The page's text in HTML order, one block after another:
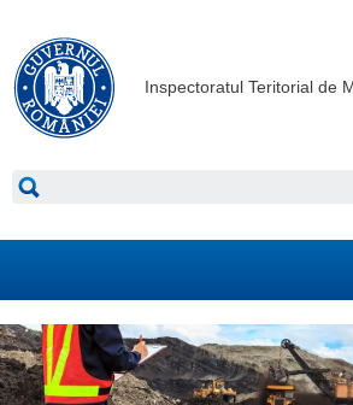
Inspectoratul Teritorial de